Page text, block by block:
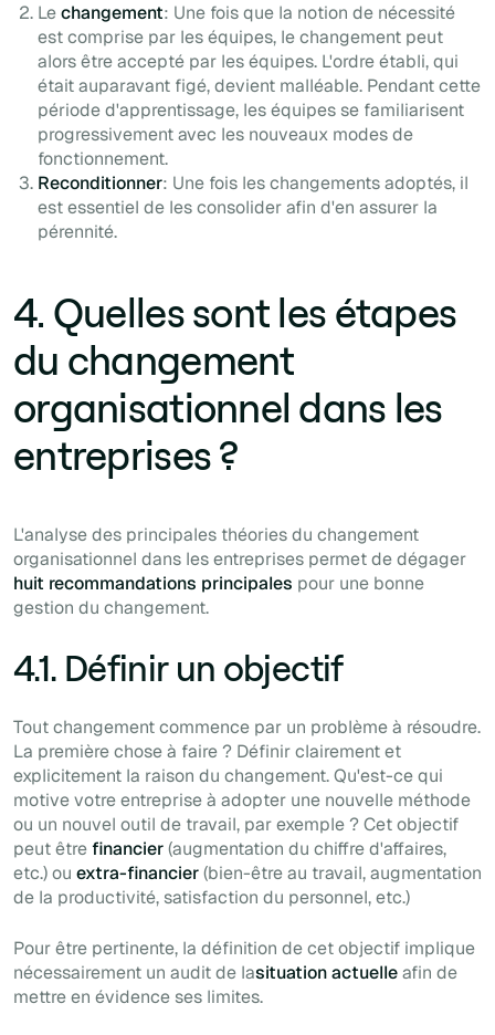
Lechangement: Une fois que la notion de nécessité
est comprise par les équipes, le changement peut
alors être accepté par les équipes. L'ordre établi, qui
était auparavant figé, devient malléable. Pendant cette
période d'apprentissage, les équipes se familiarisent
progressivement avec les nouveaux modes de
fonctionnement.
Reconditionner: Une fois les changements adoptés, il
est essentiel de les consolider afin d'en assurer la
pérennité.
4. Quelles sont les étapes
du changement
organisationnel dans les
entreprises ?
L'analyse des principales théories du changement
organisationnel dans les entreprises permet de dégager
huit recommandations principales pour une bonne
gestion du changement.
4.1. Définir un objectif
Tout changement commence par un problème à résoudre.
La première chose à faire ? Définir clairement et
explicitement la raison du changement. Qu'est-ce qui
motive votre entreprise à adopter une nouvelle méthode
ou un nouvel outil de travail, par exemple ? Cet objectif
peut êtrefinancier(augmentation du chiffre d'affaires,
etc.) ou extra-financier(bien-être au travail, augmentation
de la productivité, satisfaction du personnel, etc.)
Pour être pertinente, la définition de cet objectif implique
nécessairement un audit de lasituation actuelleafin de
mettre en évidence ses limites.